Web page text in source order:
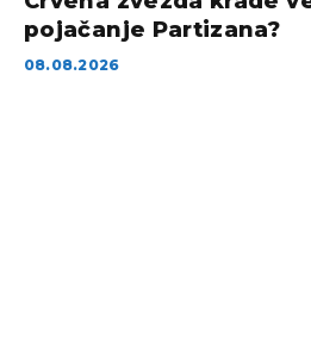
pojačanje Partizana?
08.08.2026